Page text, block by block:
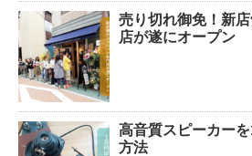
売り切れ御免！新
店が遂にオープン
高音質スピーカー
方法